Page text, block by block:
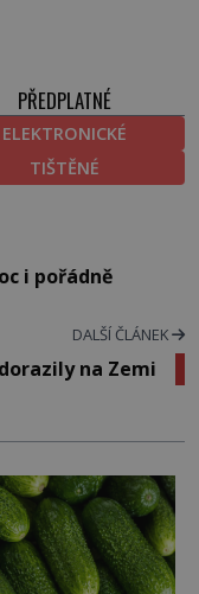
PŘEDPLATNÉ
ELEKTRONICKÉ
TIŠTĚNÉ
i pořádně
DALŠÍ ČLÁNEK
na Zemi